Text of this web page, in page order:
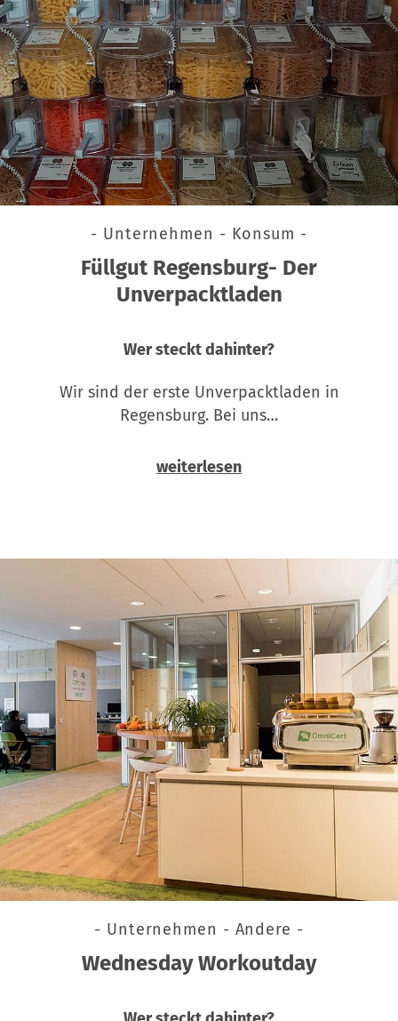
- Unternehmen - Konsum -
Füllgut Regensburg- Der
Unverpacktladen
Wer steckt dahinter?
Wir sind der erste Unverpacktladen in
Regensburg. Bei uns…
weiterlesen
- Unternehmen - Andere -
Wednesday Workoutday